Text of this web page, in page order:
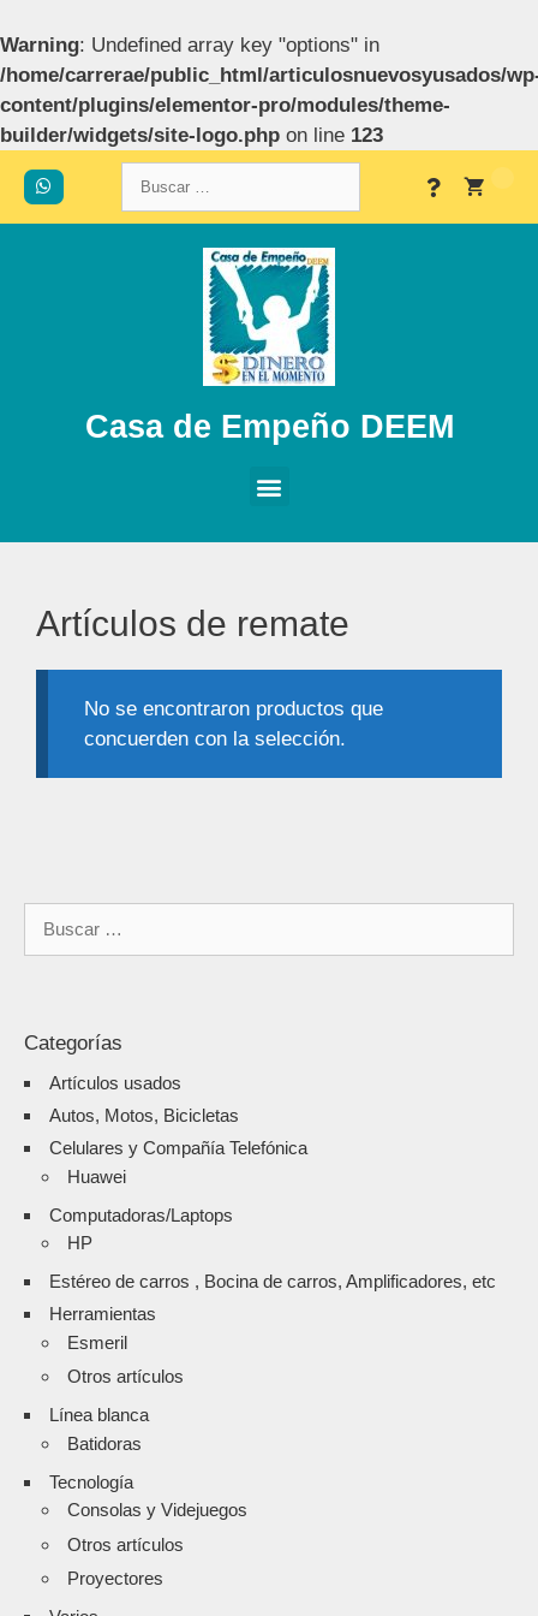
Warning: Undefined array key "options" in
/home/carrerae/public_html/articulosnuevosyusados/
content/plugins/elementor-pro/modules/theme-
builder/widgets/site-logo.php on line 123
Casa de Empeño DEEM
Artículos de remate
No se encontraron productos que
concuerden con la selección.
Categorías
Artículos usados
Autos, Motos, Bicicletas
Celulares y Compañía Telefónica
Huawei
Computadoras/Laptops
HP
Estéreo de carros , Bocina de carros, Amplificadores, etc
Herramientas
Esmeril
Otros artículos
Línea blanca
Batidoras
Tecnología
Consolas y Videjuegos
Otros artículos
Proyectores